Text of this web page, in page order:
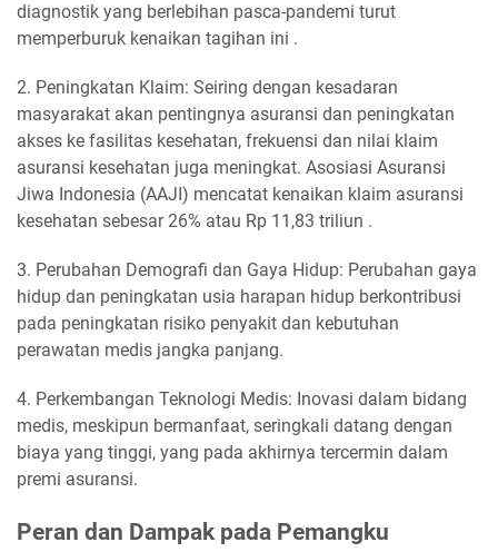
diagnostik yang berlebihan pasca-pandemi turut
memperburuk kenaikan tagihan ini .
2. Peningkatan Klaim: Seiring dengan kesadaran
masyarakat akan pentingnya asuransi dan peningkatan
akses ke fasilitas kesehatan, frekuensi dan nilai klaim
asuransi kesehatan juga meningkat. Asosiasi Asuransi
Jiwa Indonesia (AAJI) mencatat kenaikan klaim asuransi
kesehatan sebesar 26% atau Rp 11,83 triliun .
3. Perubahan Demografi dan Gaya Hidup: Perubahan gaya
hidup dan peningkatan usia harapan hidup berkontribusi
pada peningkatan risiko penyakit dan kebutuhan
perawatan medis jangka panjang.
4. Perkembangan Teknologi Medis: Inovasi dalam bidang
medis, meskipun bermanfaat, seringkali datang dengan
biaya yang tinggi, yang pada akhirnya tercermin dalam
premi asuransi.
Peran dan Dampak pada Pemangku